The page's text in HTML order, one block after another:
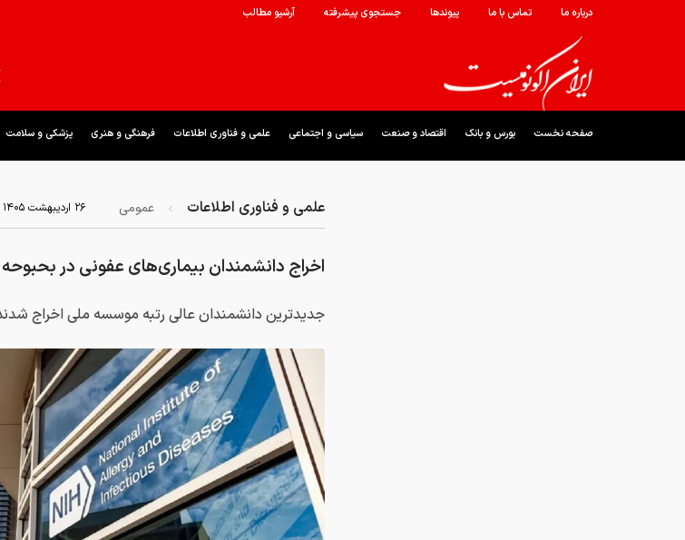
درباره ما تماس با ما پیوندها جستجوی پیشرفته آرشیو مطالب
صفحه نخست بورس و بانک اقتصاد و صنعت سیاسی و اجتماعی علمی و فناوری اطلاعات فرهنگی و هنری پزشکی و سلامت
علمی و فناوری اطلاعات عمومی ۲۶ ارديبهشت ۱۴۰۵ - ۱۴:۳۶
اخراج دانشمندان بیماری‌های عفونی در
جدیدترین دانشمندان عالی رتبه موسسه ملی اخراج